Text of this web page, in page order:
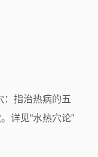
：指治热病的五
详见“水热穴论”